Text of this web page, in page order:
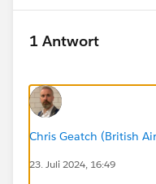
1 Antwort
Chris Geatch (British
23. Juli 2024, 16:49